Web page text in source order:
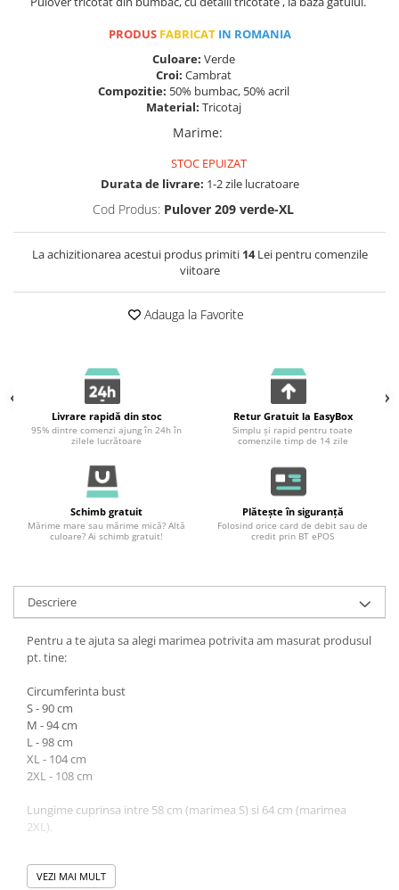
PRODUS FABRICAT IN ROMANIA
Culoare: Verde
Croi: Cambrat
Compozitie: 50% bumbac, 50% acril
Material: Tricotaj
Marime:
STOC EPUIZAT
Durata de livrare: 1-2 zile lucratoare
Cod Produs: Pulover 209 verde-XL
La achizitionarea acestui produs primiti 14Lei pentru comenzile
viitoare
Adauga la Favorite
Livrare rapidă din stoc
95% dintre comenzi ajung în 24h în
zilele lucrătoare
Retur Gratuit la EasyBox
Simplu și rapid pentru toate
comenzile timp de 14 zile
Schimb gratuit
Mărime mare sau mărime mică? Altă
culoare? Ai schimb gratuit!
Plătește în siguranță
Folosind orice card de debit sau de
credit prin BT ePOS
Descriere
Pentru a te ajuta sa alegi marimea potrivita am masurat produsul
pt. tine:
Circumferinta bust
S - 90 cm
M - 94 cm
L - 98 cm
XL - 104 cm
2XL - 108 cm
Lungime cuprinsa intre 58 cm (marimea S) si 64 cm (marimea
2XL).
Atentie! Nuanta produsului poate diferi usor, in functie de
dispozitivul de pe care este vizualizat.
VEZI MAI MULT